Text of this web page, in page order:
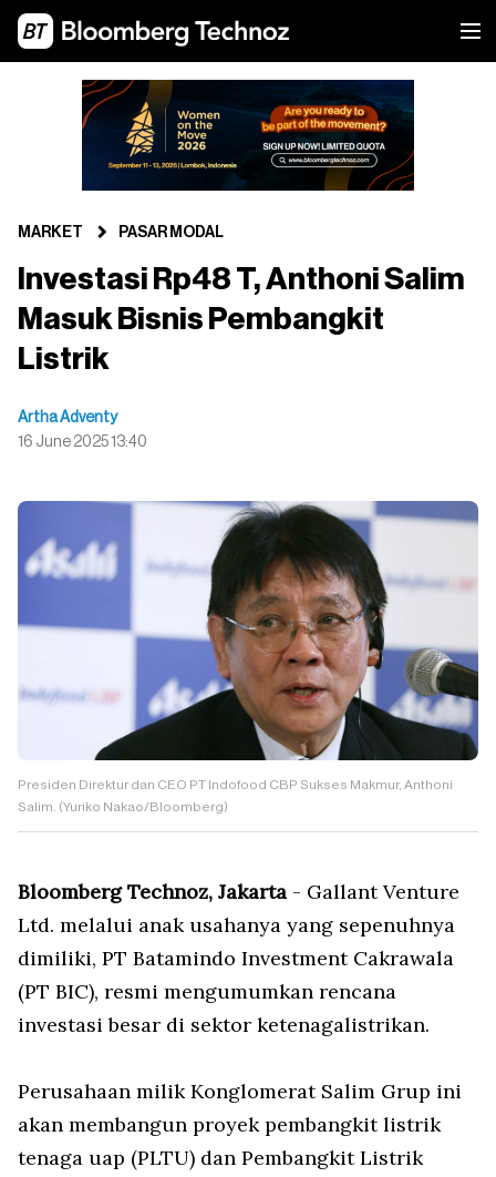
MARKET PASAR MODAL
Investasi Rp48 T, Anthoni Salim
Masuk Bisnis Pembangkit
Listrik
Artha Adventy
16 June 2025 13:40
Presiden Direktur dan CEO PT Indofood CBP Sukses Makmur, Anthoni
Salim. (Yuriko Nakao/Bloomberg)
Bloomberg Technoz, Jakarta - Gallant Venture
Ltd. melalui anak usahanya yang sepenuhnya
dimiliki, PT Batamindo Investment Cakrawala
(PT BIC), resmi mengumumkan rencana
investasi besar di sektor ketenagalistrikan.
Perusahaan milik Konglomerat Salim Grup ini
akan membangun proyek pembangkit listrik
tenaga uap (PLTU) dan Pembangkit Listrik